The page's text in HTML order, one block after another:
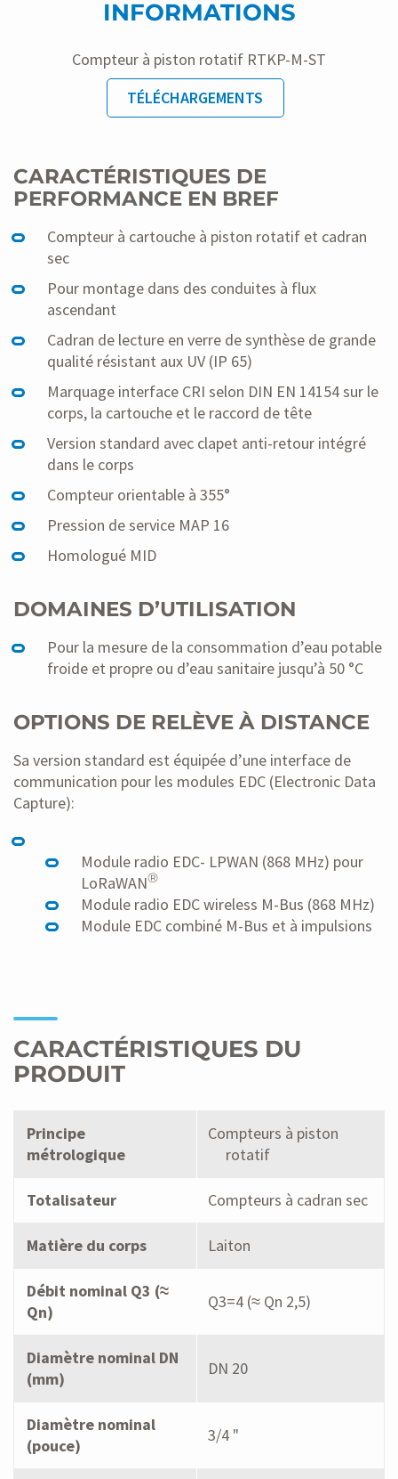
INFORMATIONS
Compteur à piston rotatif RTKP-M-ST
TÉLÉCHARGEMENTS
CARACTÉRISTIQUES DE
PERFORMANCE EN BREF
Compteur à cartouche à piston rotatif et cadran
sec
Pour montage dans des conduites à flux
ascendant
Cadran de lecture en verre de synthèse de grande
qualité résistant aux UV (IP 65)
Marquage interface CRI selon DIN EN 14154 sur le
corps, la cartouche et le raccord de tête
Version standard avec clapet anti-retour intégré
dans le corps
Compteur orientable à 355°
Pression de service MAP 16
Homologué MID
DOMAINES D’UTILISATION
Pour la mesure de la consommation d’eau potable
froide et propre ou d’eau sanitaire jusqu’à 50 °C
OPTIONS DE RELÈVE À DISTANCE
Sa version standard est équipée d’une interface de
communication pour les modules EDC (Electronic Data
Capture):
Module radio EDC- LPWAN (868 MHz) pour
LoRaWAN®
Module radio EDC wireless M-Bus (868 MHz)
Module EDC combiné M-Bus et à impulsions
CARACTÉRISTIQUES DU
PRODUIT
Principe
métrologique
Compteurs à piston
rotatif
Totalisateur Compteurs à cadran sec
Matière du corps Laiton
Débit nominal Q3 (≈
Qn)
Q3=4 (≈ Qn 2,5)
Diamètre nominal DN
(mm)
DN 20
Diamètre nominal
(pouce)
3/4 "